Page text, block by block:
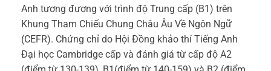
Anh tương đương với trình độ Trung cấp (B1) trên
Khung Tham Chiếu Chung Châu Âu Về Ngôn Ngữ
(CEFR). Chứng chỉ do Hội Đồng khảo thí Tiếng Anh
Đại học Cambridge cấp và đánh giá từ cấp độ A2